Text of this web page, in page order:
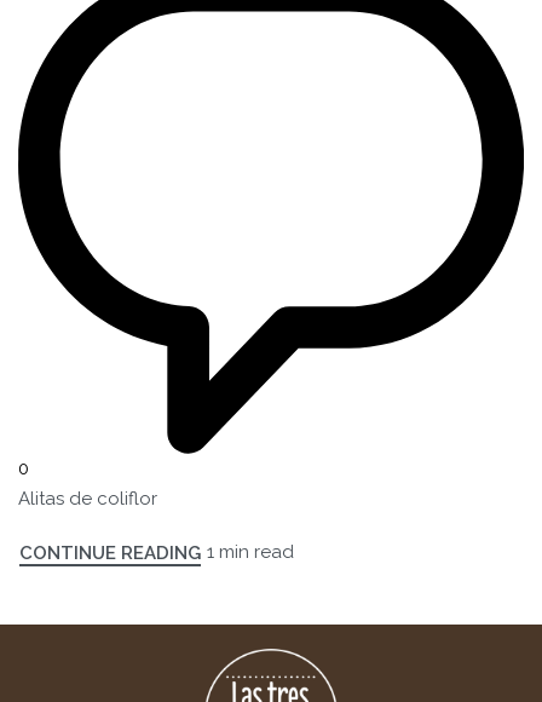
0
Alitas de coliflor
CONTINUE READING 1 min read